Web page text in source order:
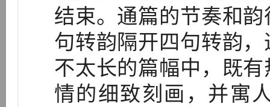
结束。通篇的节奏和
句转韵隔开四句转韵
不太长的篇幅中，既
情的细致刻画，并寓